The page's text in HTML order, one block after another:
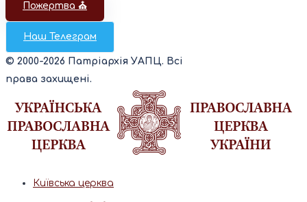
Пожертва ⛪️
Наш Телеграм
© 2000-2026 Патріархія УАПЦ. Всі
права захищені.
Київська церква